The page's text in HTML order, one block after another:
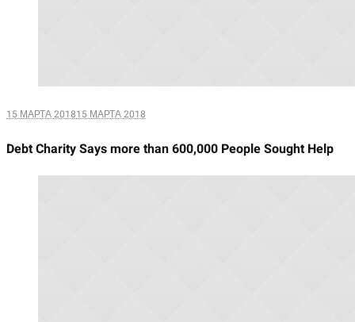
15 МАРТА 201815 МАРТА 2018
Debt Charity Says more than 600,000 People Sought Help